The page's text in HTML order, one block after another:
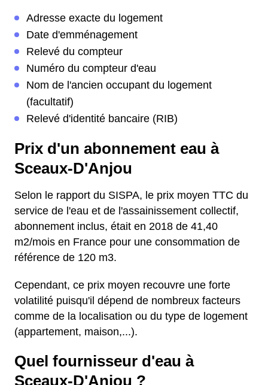
Adresse exacte du logement
Date d'emménagement
Relevé du compteur
Numéro du compteur d'eau
Nom de l'ancien occupant du logement
(facultatif)
Relevé d'identité bancaire (RIB)
Prix d'un abonnement eau à
Sceaux-D'Anjou
Selon le rapport du SISPA, le prix moyen TTC du
service de l'eau et de l'assainissement collectif,
abonnement inclus, était en 2018 de 41,40
m2/mois en France pour une consommation de
référence de 120 m3.
Cependant, ce prix moyen recouvre une forte
volatilité puisqu'il dépend de nombreux facteurs
comme de la localisation ou du type de logement
(appartement, maison,...).
Quel fournisseur d'eau à
Sceaux-D'Anjou ?